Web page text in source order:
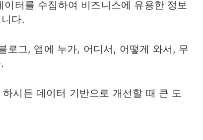
터를 수집하여 비즈니스에 유용한 정보
다.
로그, 앱에 누가, 어디서, 어떻게 와서, 무
시든 데이터 기반으로 개선할 때 큰 도